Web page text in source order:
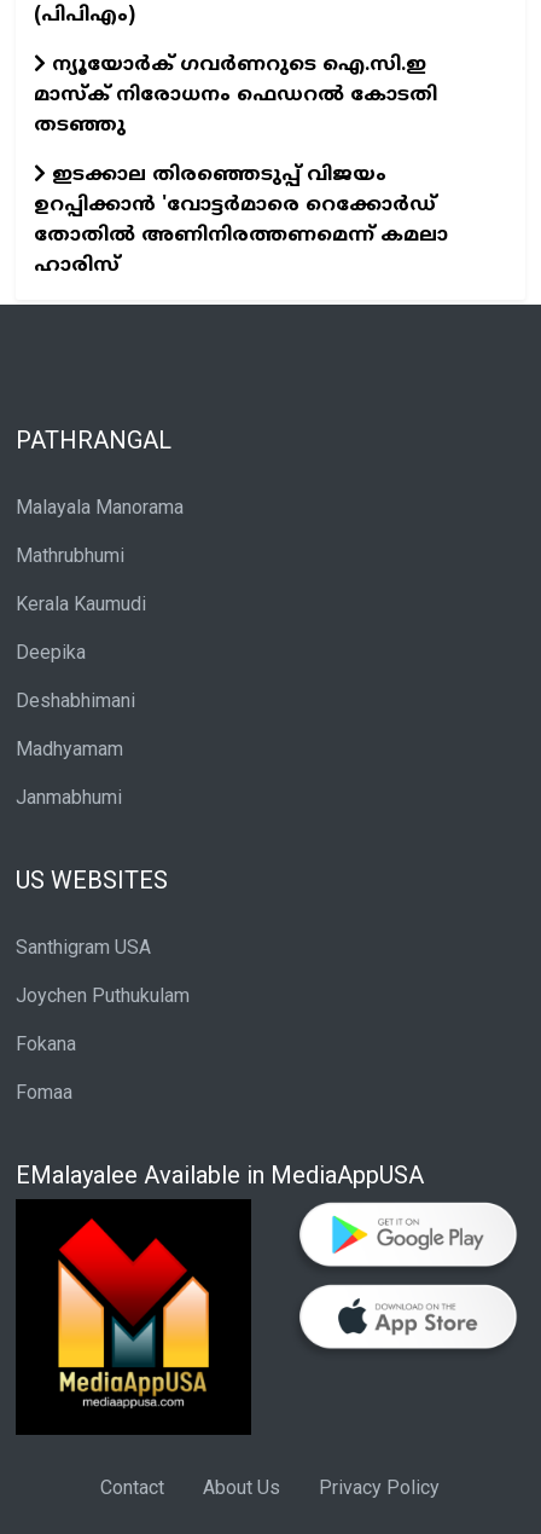
(പിപിഎം)
ന്യൂയോര്‍ക് ഗവര്‍ണറുടെ ഐ.സി.ഇ
മാസ്‌ക് നിരോധനം ഫെഡറല്‍ കോടതി
തടഞ്ഞു
ഇടക്കാല തിരഞ്ഞെടുപ്പ് വിജയം
ഉറപ്പിക്കാന്‍ 'വോട്ടര്‍മാരെ റെക്കോര്‍ഡ്
തോതില്‍ അണിനിരത്തണമെന്ന് കമലാ
ഹാരിസ്
PATHRANGAL
Malayala Manorama
Mathrubhumi
Kerala Kaumudi
Deepika
Deshabhimani
Madhyamam
Janmabhumi
US WEBSITES
Santhigram USA
Joychen Puthukulam
Fokana
Fomaa
EMalayalee Available in MediaAppUSA
Contact About Us Privacy Policy